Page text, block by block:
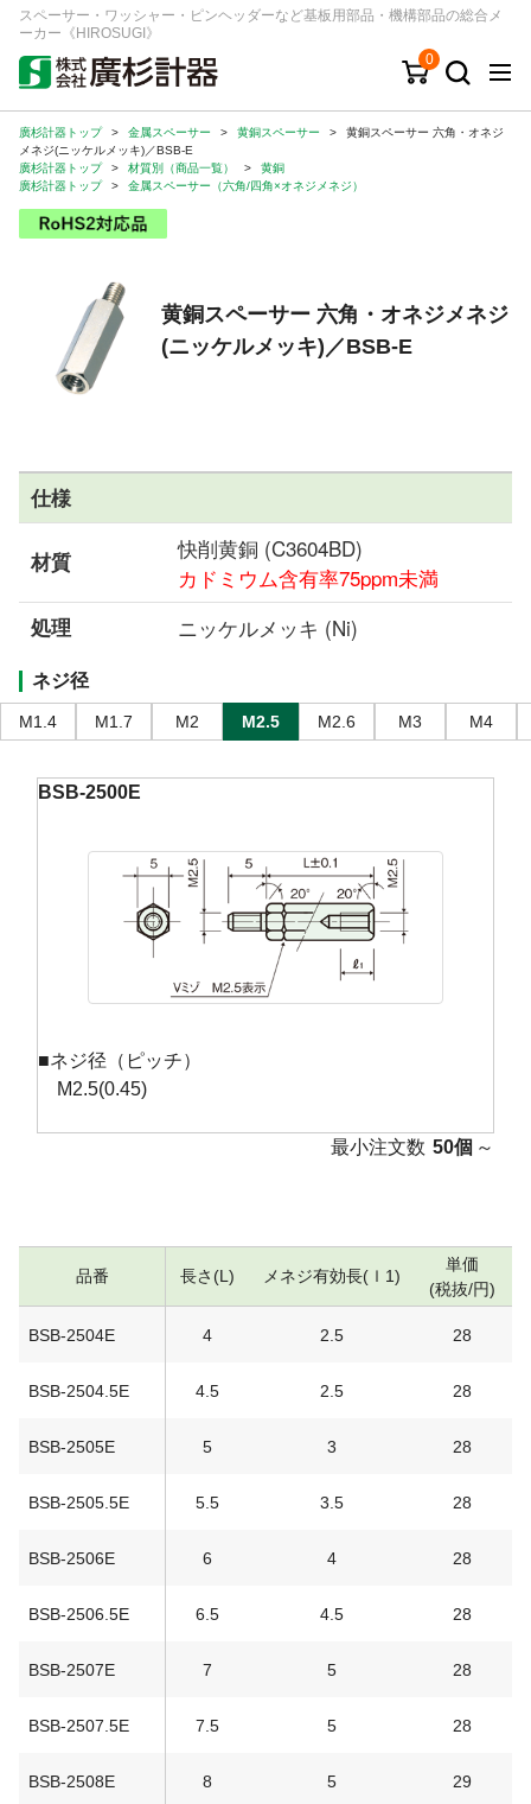
スペーサー・ワッシャー・ピンヘッダーなど基板用部品・機構部品の総合メ
ーカー《HIROSUGI》
0
キーワード 品番/シリーズ
商品カテゴリから探す
ジャンルから探す
ログイン
注文・見積りについて
お問い合わせ窓口
会社情報
廣杉計器トップ > 金属スペーサー > 黄銅スペーサー >
黄銅スペーサー 六角・オネジ
メネジ(ニッケルメッキ)／BSB-E
廣杉計器トップ
> 材質別（商品一覧） >
黄銅
廣杉計器トップ
> 金属スペーサー（六角/四角×オネジメネジ）
黄銅スペーサー 六角・オネジメネジ
(ニッケルメッキ)／BSB-E
仕様
材質
快削黄銅 (C3604BD)
カドミウム含有率75ppm未満
処理 ニッケルメッキ (Ni)
ネジ径
M1.4 M1.7 M2 M2.5 M2.6 M3 M4
BSB-2500E
■ネジ径（ピッチ）
M2.5(0.45)
最小注文数 50個 ～
品番 長さ(L) メネジ有効長(ｌ1)
単価
(税抜/円)
BSB-2504E 4 2.5 28
BSB-2504.5E 4.5 2.5 28
BSB-2505E 5 3 28
BSB-2505.5E 5.5 3.5 28
BSB-2506E 6 4 28
BSB-2506.5E 6.5 4.5 28
BSB-2507E 7 5 28
BSB-2507.5E 7.5 5 28
BSB-2508E 8 5 29